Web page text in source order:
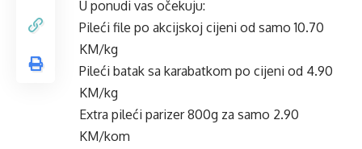
U ponudi vas očekuju:
Pileći file po akcijskoj cijeni od samo 10.70
KM/kg
Pileći batak sa karabatkom po cijeni od 4.90
KM/kg
Extra pileći parizer 800g za samo 2.90
KM/kom